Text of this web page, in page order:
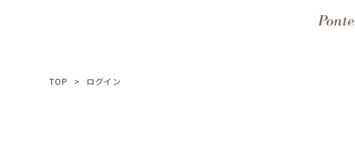
TOP ログイン